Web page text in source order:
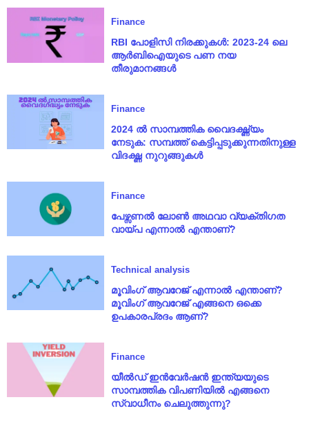
Finance
RBI പോളിസി നിരക്കുകൾ: 2023-24 ലെ
ആർബിഐയുടെ പണ നയ
തീരുമാനങ്ങൾ
Finance
2024 ൽ സാമ്പത്തിക വൈദഗ്ദ്ധ്യം
നേടുക: സമ്പത്ത് കെട്ടിപ്പടുക്കുന്നതിനുള്ള
വിദഗ്ദ്ധ നുറുങ്ങുകൾ
Finance
പേഴ്സണൽ ലോൺ അഥവാ വ്യക്തിഗത
വായ്പ എന്നാൽ എന്താണ്?
Technical analysis
മൂവിംഗ് ആവറേജ് എന്നാൽ എന്താണ്?
മൂവിംഗ് ആവറേജ് എങ്ങനെ ഒക്കെ
ഉപകാരപ്രദം ആണ്?
Finance
യീൽഡ് ഇൻവേർഷൻ ഇന്ത്യയുടെ
സാമ്പത്തിക വിപണിയിൽ എങ്ങനെ
സ്വാധീനം ചെലുത്തുന്നു?